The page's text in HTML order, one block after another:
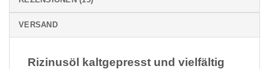
VERSAND
Rizinusöl kaltgepresst und vielfältig